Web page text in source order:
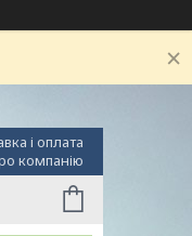
і оплата
компанію